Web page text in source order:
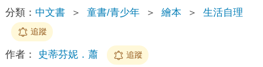
分類： 中文書 ＞ 童書/青少年 ＞ 繪本 ＞ 生活自理
追蹤
作者： 史蒂芬妮．蕭 追蹤